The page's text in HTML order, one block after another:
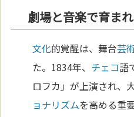
劇場と音楽で育ま
文化的覚醒は、舞台芸
た。1834年、 チェコ語
ロフカ」が上演され、
ョナリズムを高める重